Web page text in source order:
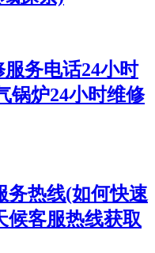
务电话24小时
锅炉24小时维修
务热线(如何快速
候客服热线获取